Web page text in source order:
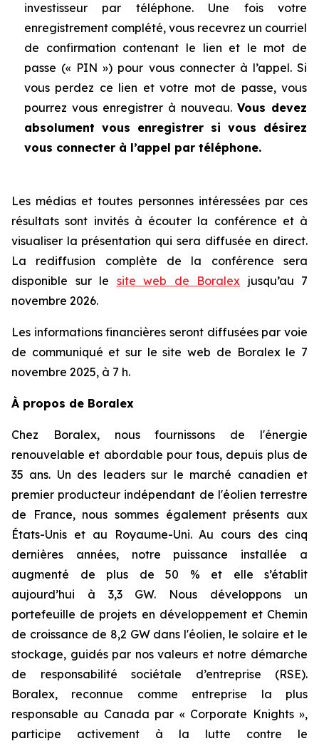
investisseur par téléphone. Une fois votre
enregistrement complété, vous recevrez un courriel
de confirmation contenant le lien et le mot de
passe (« PIN ») pour vous connecter à l’appel. Si
vous perdez ce lien et votre mot de passe, vous
pourrez vous enregistrer à nouveau. Vous devez
absolument vous enregistrer si vous désirez
vous connecter à l’appel par téléphone.
Les médias et toutes personnes intéressées par ces
résultats sont invités à écouter la conférence et à
visualiser la présentation qui sera diffusée en direct.
La rediffusion complète de la conférence sera
disponible sur le site web de Boralex jusqu’au 7
novembre 2026.
Les informations financières seront diffusées par voie
de communiqué et sur le site web de Boralex le 7
novembre 2025, à 7 h.
À propos de Boralex
Chez Boralex, nous fournissons de l'énergie
renouvelable et abordable pour tous, depuis plus de
35 ans. Un des leaders sur le marché canadien et
premier producteur indépendant de l'éolien terrestre
de France, nous sommes également présents aux
États-Unis et au Royaume-Uni. Au cours des cinq
dernières années, notre puissance installée a
augmenté de plus de 50 % et elle s’établit
aujourd’hui à 3,3 GW. Nous développons un
portefeuille de projets en développement et Chemin
de croissance de 8,2 GW dans l'éolien, le solaire et le
stockage, guidés par nos valeurs et notre démarche
de responsabilité sociétale d’entreprise (RSE).
Boralex, reconnue comme entreprise la plus
responsable au Canada par « Corporate Knights »,
participe activement à la lutte contre le